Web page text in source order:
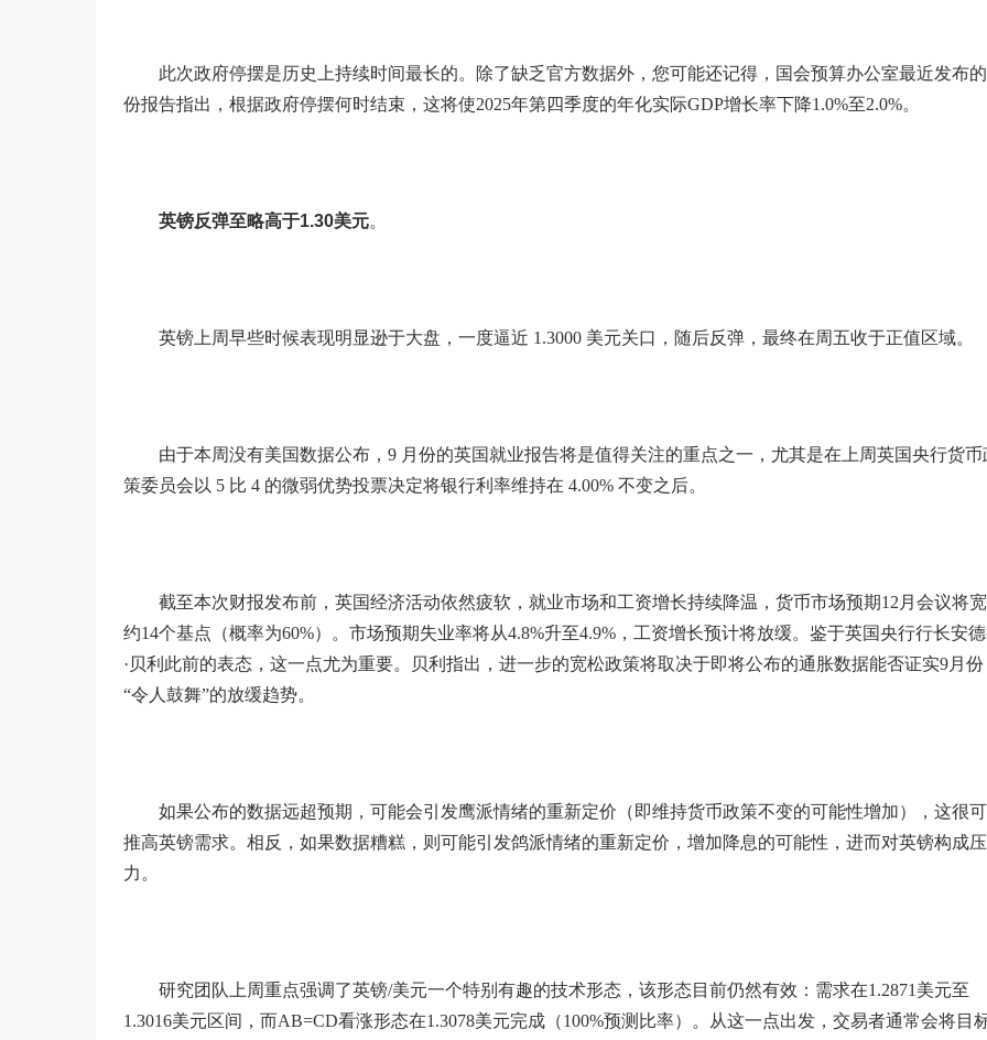
此次政府停摆是历史上持续时间最长的。除了缺乏官方数据外，您可能还记得，国会预算办公室最近发布
份报告指出，根据政府停摆何时结束，这将使2025年第四季度的年化实际GDP增长率下降1.0%至2.0%。
英镑反弹至略高于1.30美元。
英镑上周早些时候表现明显逊于大盘，一度逼近 1.3000 美元关口，随后反弹，最终在周五收于正值区域。
由于本周没有美国数据公布，9 月份的英国就业报告将是值得关注的重点之一，尤其是在上周英国央行货币
策委员会以 5 比 4 的微弱优势投票决定将银行利率维持在 4.00% 不变之后。
截至本次财报发布前，英国经济活动依然疲软，就业市场和工资增长持续降温，货币市场预期12月会议将
约14个基点（概率为60%）。市场预期失业率将从4.8%升至4.9%，工资增长预计将放缓。鉴于英国央行行长安
·贝利此前的表态，这一点尤为重要。贝利指出，进一步的宽松政策将取决于即将公布的通胀数据能否证实9月份
“令人鼓舞”的放缓趋势。
如果公布的数据远超预期，可能会引发鹰派情绪的重新定价（即维持货币政策不变的可能性增加），这很
推高英镑需求。相反，如果数据糟糕，则可能引发鸽派情绪的重新定价，增加降息的可能性，进而对英镑构成压
力。
研究团队上周重点强调了英镑/美元一个特别有趣的技术形态，该形态目前仍然有效：需求在1.2871美元至
1.3016美元区间，而AB=CD看涨形态在1.3078美元完成（100%预测比率）。从这一点出发，交易者通常会将目